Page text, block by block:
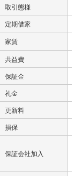
取引態様
定期借家
家賃
共益費
保証金
礼金
更新料
損保
保証会社加入